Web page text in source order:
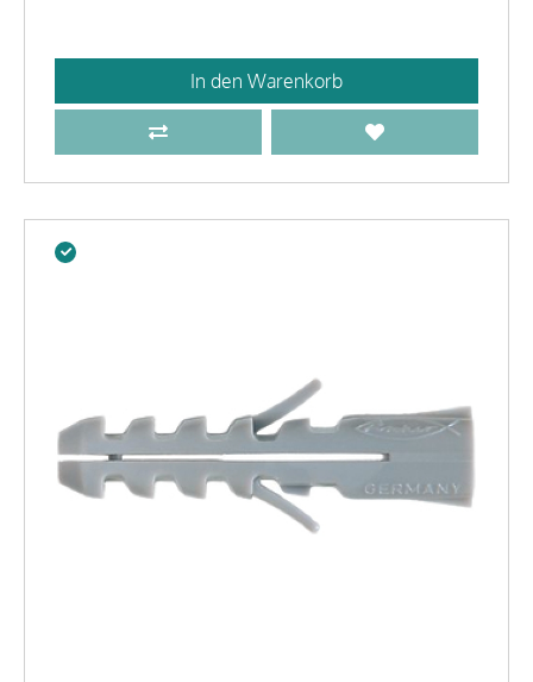
In den Warenkorb